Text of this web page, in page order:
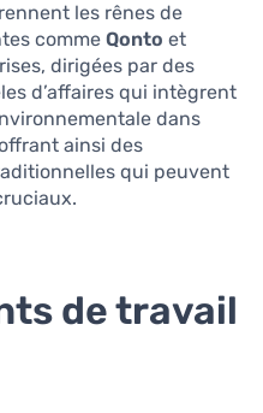
les rênes de
comme Qonto et
dirigées par des
d’affaires qui intègrent
dans
ainsi des
qui peuvent
de travail